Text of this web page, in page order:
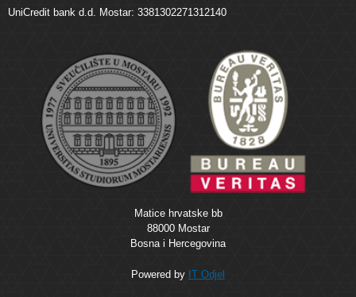
UniCredit bank d.d. Mostar: 3381302271312140
Matice hrvatske bb
88000 Mostar
Bosna i Hercegovina
Powered by IT Odjel